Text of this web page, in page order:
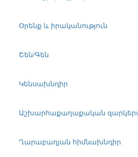
Օրենք և իրականություն
Շեն/Գեն
Կենսախնդիր
Աշխարհաքաղաքական
Ղարաբաղյան հիմնախնդիր